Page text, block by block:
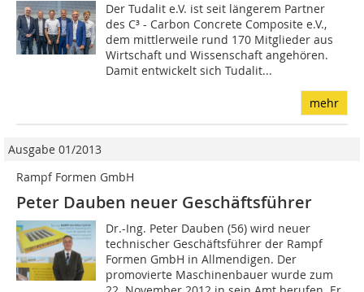
Der Tudalit e.V. ist seit längerem Partner
des C³ - Carbon Concrete Composite e.V.,
dem mittlerweile rund 170 Mitglieder aus
Wirtschaft und Wissenschaft angehören.
Damit entwickelt sich Tudalit...
mehr
Ausgabe 01/2013
Rampf Formen GmbH
Peter Dauben neuer Geschäftsführer
Dr.-Ing. Peter Dauben (56) wird neuer
technischer Geschäftsführer der Rampf
Formen GmbH in Allmendigen. Der
promovierte Maschinenbauer wurde zum